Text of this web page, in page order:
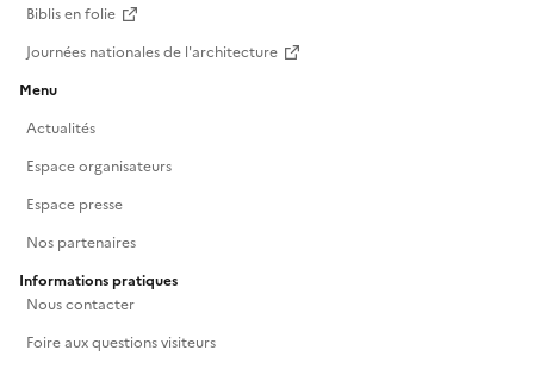
Biblis en folie
Journées nationales de l'architecture
Menu
Actualités
Espace organisateurs
Espace presse
Nos partenaires
Informations pratiques
Nous contacter
Foire aux questions visiteurs